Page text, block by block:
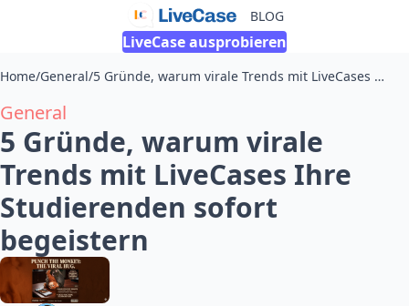
BLOG
LiveCase ausprobieren
Home/General/ 5 Gründe, warum virale Trends mit LiveCases Ihre Studierenden sofort begeistern
General
5 Gründe, warum virale
Trends mit LiveCases Ihre
Studierenden sofort
begeistern